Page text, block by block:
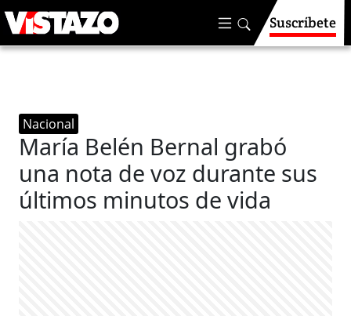
Suscríbete
Nacional
María Belén Bernal grabó
una nota de voz durante sus
últimos minutos de vida